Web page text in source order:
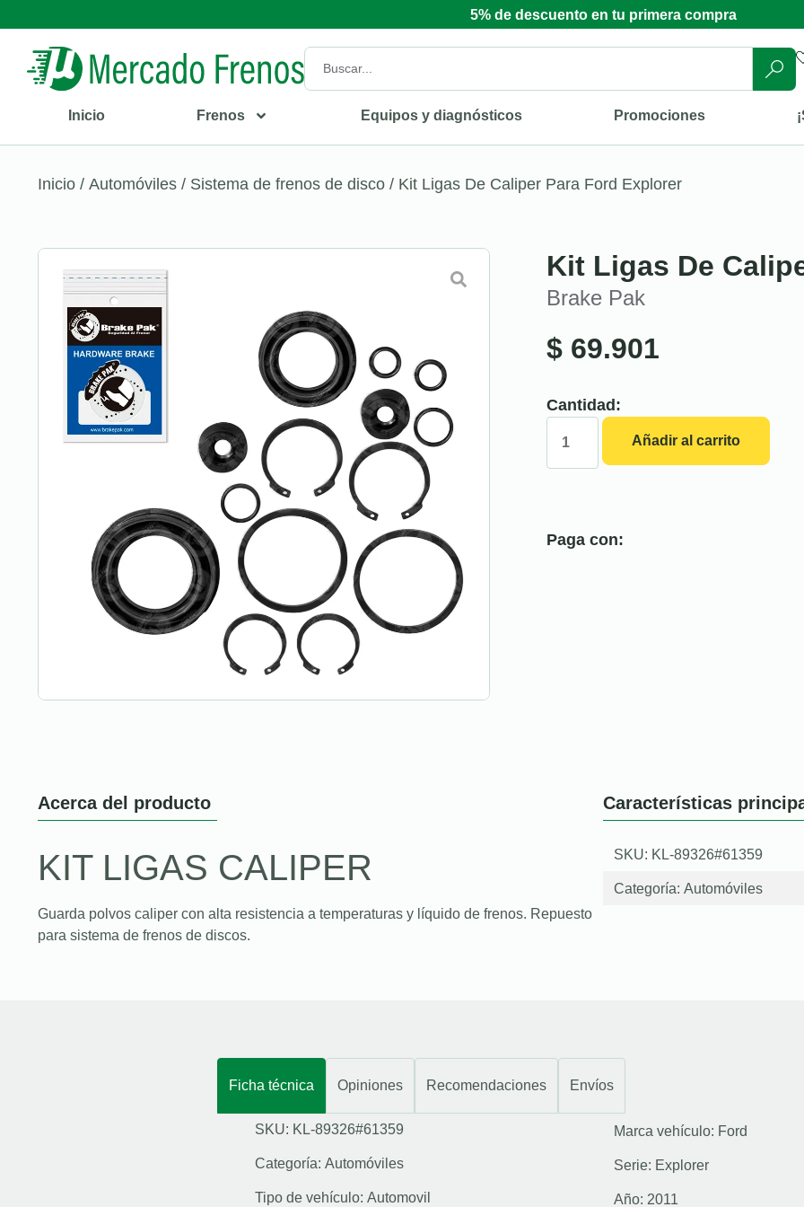
5% de descuento en tu primera compra
Inicio Frenos Equipos y diagnósticos Promociones
Inicio / Automóviles / Sistema de frenos de disco / Kit Ligas De Caliper Para Ford Explorer
Kit Ligas De
Brake Pak
$ 69.901
Cantidad:
Añadir al carrito
Paga con:
Acerca del producto
KIT LIGAS CALIPER
Guarda polvos caliper con alta resistencia a temperaturas y líquido de frenos. Repuesto
para sistema de frenos de discos.
Características
SKU: KL-89326#61359
Categoría: Automóviles
Ficha técnica Opiniones Recomendaciones Envíos
SKU: KL-89326#61359
Categoría: Automóviles
Tipo de vehículo: Automovil
Marca vehículo: Ford
Serie: Explorer
Año: 2011